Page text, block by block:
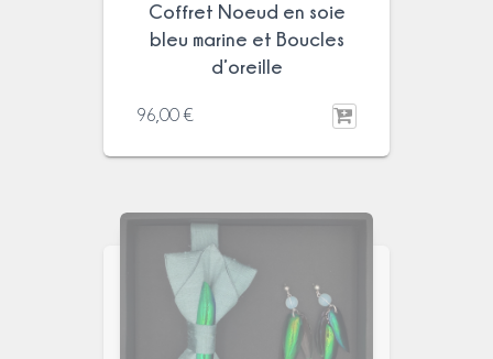
Coffret Noeud en soie
bleu marine et Boucles
d’oreille
96,00€